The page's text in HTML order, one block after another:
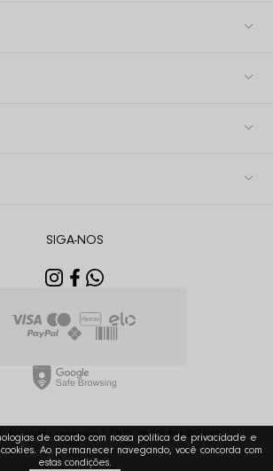
SIGA-NOS
All rights reserved | CNPJ: 08.290.880/0001-90
de acordo com nossa política de privacidade e
Ao permanecer navegando, você concorda com
estas condições.